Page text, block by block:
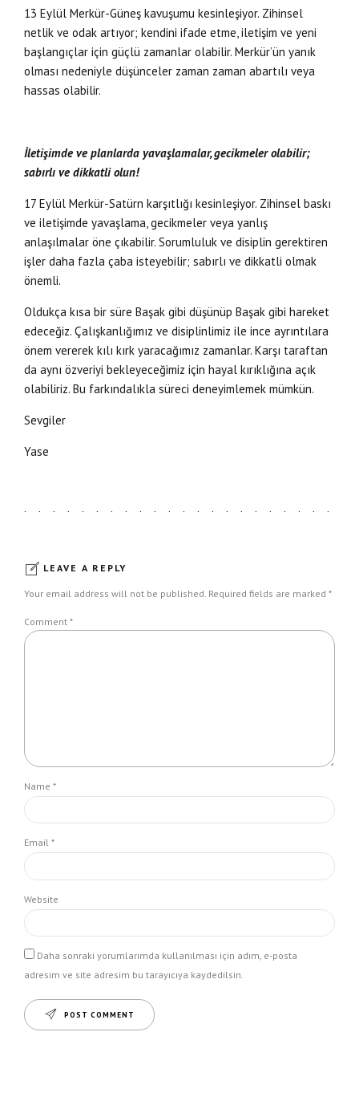
13 Eylül Merkür-Güneş kavuşumu kesinleşiyor. Zihinsel
netlik ve odak artıyor; kendini ifade etme, iletişim ve yeni
başlangıçlar için güçlü zamanlar olabilir. Merkür’ün yanık
olması nedeniyle düşünceler zaman zaman abartılı veya
hassas olabilir.
İletişimde ve planlarda yavaşlamalar, gecikmeler olabilir;
sabırlı ve dikkatli olun!
17 Eylül Merkür-Satürn karşıtlığı kesinleşiyor. Zihinsel baskı
ve iletişimde yavaşlama, gecikmeler veya yanlış
anlaşılmalar öne çıkabilir. Sorumluluk ve disiplin gerektiren
işler daha fazla çaba isteyebilir; sabırlı ve dikkatli olmak
önemli.
Oldukça kısa bir süre Başak gibi düşünüp Başak gibi hareket
edeceğiz. Çalışkanlığımız ve disiplinlimiz ile ince ayrıntılara
önem vererek kılı kırk yaracağımız zamanlar. Karşı taraftan
da aynı özveriyi bekleyeceğimiz için hayal kırıklığına açık
olabiliriz. Bu farkındalıkla süreci deneyimlemek mümkün.
Sevgiler
Yase
LEAVE A REPLY
Your email address will not be published. Required fields are marked *
Comment *
Name *
Email *
Website
Daha sonraki yorumlarımda kullanılması için adım, e-posta
adresim ve site adresim bu tarayıcıya kaydedilsin.
POST COMMENT